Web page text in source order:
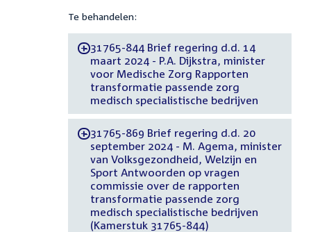
Te behandelen:
-31765-844 Brief regering d.d. 14
maart 2024 - P.A. Dijkstra, minister
voor Medische Zorg Rapporten
transformatie passende zorg
medisch specialistische bedrijven
-31765-869 Brief regering d.d. 20
september 2024 - M. Agema, minister
van Volksgezondheid, Welzijn en
Sport Antwoorden op vragen
commissie over de rapporten
transformatie passende zorg
medisch specialistische bedrijven
(Kamerstuk 31765-844)